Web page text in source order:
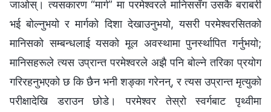
जाओस्। त्यसकारण “मार्ग” मा परमेश्‍वरले मानिससँग उसकै बराबरी
भई बोल्नुभयो र मार्गको दिशा देखाउनुभयो, यसरी परमेश्‍वरसितको
मानिसको सम्बन्धलाई यसको मूल अवस्थामा पुनर्स्थापित गर्नुभयो;
मानिसहरूले त्यस उप्रान्त परमेश्‍वरले अझै पनि बोल्ने तरिका प्रयोग
गरिरहनुभएको छ कि छैन भनी शङ्का गरेनन्, र त्यस उप्रान्त मृत्युको
परीक्षादेखि डराउन छोडे। परमेश्‍वर तेस्रो स्वर्गबाट पृथ्वीमा